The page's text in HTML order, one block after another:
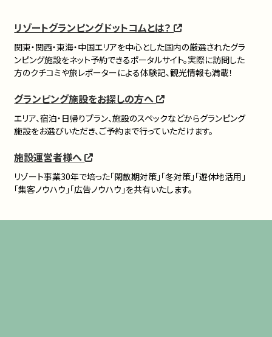
リゾートグランピングドットコムとは？
関東・関西・東海・中国エリアを中心とした国内の厳選されたグラ
ンピング施設をネット予約できるポータルサイト。実際に訪問した
方のクチコミや旅レポーターによる体験記、観光情報も満載！
グランピング施設をお探しの方へ
エリア、宿泊・日帰りプラン、施設のスペックなどからグランピング
施設をお選びいただき、ご予約まで行っていただけます。
施設運営者様へ
リゾート事業30年で培った「閑散期対策」「冬対策」「遊休地活用」
「集客ノウハウ」「広告ノウハウ」を共有いたします。